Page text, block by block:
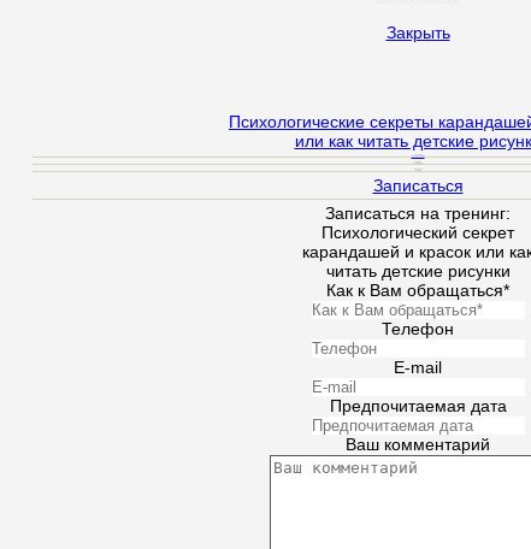
Закрыть
Психологические секреты
или как читать детские
Записаться
Записаться на тренинг:
Психологический секрет
карандашей и красок или
читать детские рисунки
Как к Вам обращаться*
Телефон
E-mail
Предпочитаемая дата
Ваш комментарий